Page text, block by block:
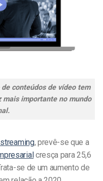
conteúdos de vídeo tem
mais importante no mundo
, prevê-se que a
cresça para 25,6
se de um aumento de